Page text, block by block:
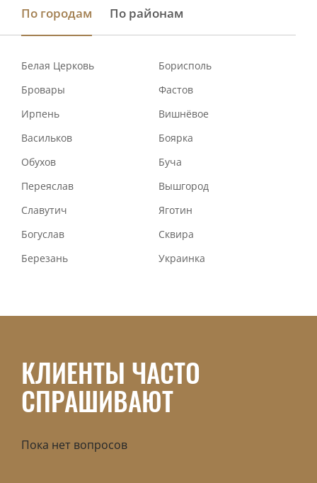
По городам По районам
Белая Церковь
Борисполь
Бровары
Фастов
Ирпень
Вишнёвое
Васильков
Боярка
Обухов
Буча
Переяслав
Вышгород
Славутич
Яготин
Богуслав
Сквира
Березань
Украинка
КЛИЕНТЫ ЧАСТО
СПРАШИВАЮТ
Пока нет вопросов